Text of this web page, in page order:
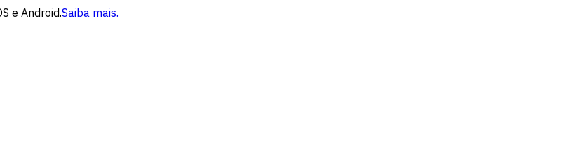
e Android.Saiba mais.